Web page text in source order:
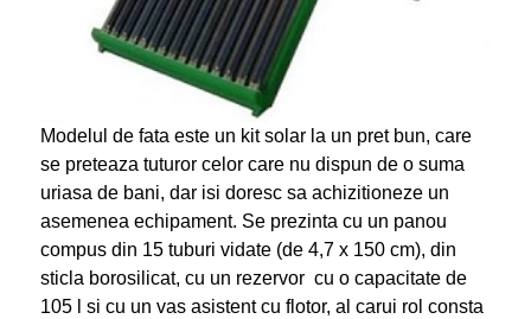
Modelul de fata este un kit solar la un pret bun, care
se preteaza tuturor celor care nu dispun de o suma
uriasa de bani, dar isi doresc sa achizitioneze un
asemenea echipament. Se prezinta cu un panou
compus din 15 tuburi vidate (de 4,7 x 150 cm), din
sticla borosilicat, cu un rezervor cu o capacitate de
105 l si cu un vas asistent cu flotor, al carui rol consta